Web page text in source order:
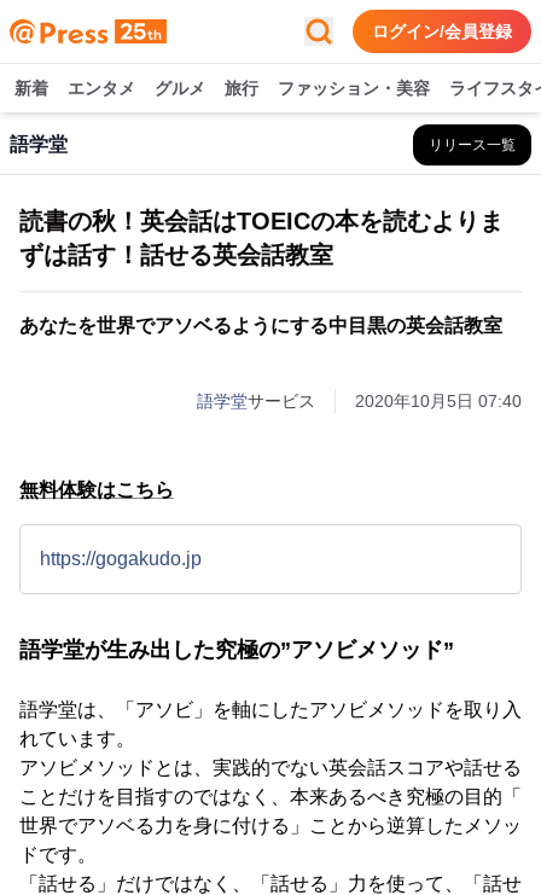
ログイン/会員登録
新着 エンタメ グルメ 旅行 ファッション・美容 ライフスタ
語学堂 リリース一覧
読書の秋！英会話はTOEICの本を読むよりま
ずは話す！話せる英会話教室
あなたを世界でアソベるようにする中目黒の英会話教室
語学堂サービス 2020年10月5日 07:40
無料体験はこちら
https://gogakudo.jp
語学堂が生み出した究極の”アソビメソッド”
語学堂は、「アソビ」を軸にしたアソビメソッドを取り入
れています。
アソビメソッドとは、実践的でない英会話スコアや話せる
ことだけを目指すのではなく、本来あるべき究極の目的「
世界でアソベる力を身に付ける」ことから逆算したメソッ
ドです。
「話せる」だけではなく、「話せる」力を使って、「話せ